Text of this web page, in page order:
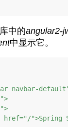
中的angular2-
中显示它。
navbar-